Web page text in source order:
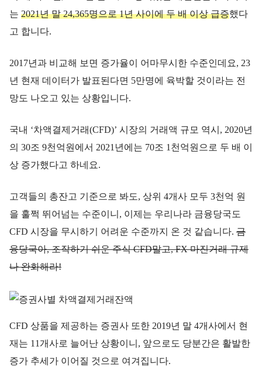
는 2021년 말 24,365명으로 1년 사이에 두 배 이상 급증했다
고 합니다.
2017년과 비교해 보면 증가율이 어마무시한 수준인데요, 23
년 현재 데이터가 발표된다면 5만명에 육박할 것이라는 전
망도 나오고 있는 상황입니다.
국내 ‘차액결제거래(CFD)’ 시장의 거래액 규모 역시, 2020년
의 30조 9천억원에서 2021년에는 70조 1천억원으로 두 배 이
상 증가했다고 하네요.
고객들의 총잔고 기준으로 봐도, 상위 4개사 모두 3천억 원
을 훌쩍 뛰어넘는 수준이니, 이제는 우리나라 금융당국도
CFD 시장을 무시하기 어려운 수준까지 온 것 같습니다. 금
융당국아, 조작하기 쉬운 주식 CFD말고, FX 마진거래 규제
나 완화해라!
CFD 상품을 제공하는 증권사 또한 2019년 말 4개사에서 현
재는 11개사로 늘어난 상황이니, 앞으로도 당분간은 활발한
증가 추세가 이어질 것으로 여겨집니다.